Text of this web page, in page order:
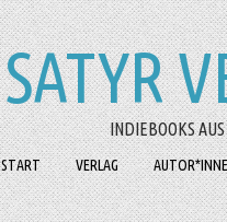
SATYR
INDIEBOOKS
START VERLAG